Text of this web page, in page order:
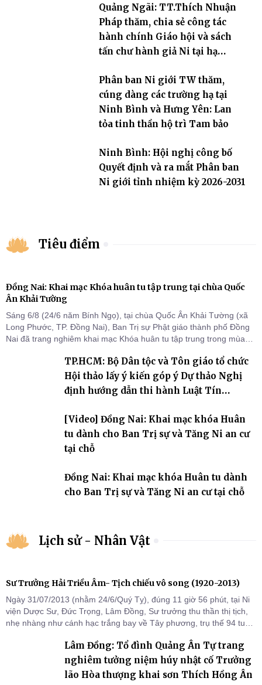
Quảng Ngãi: TT.Thích Nhuận
Pháp thăm, chia sẻ công tác
hành chính Giáo hội và sách
tấn chư hành giả Ni tại hạ
tỉnh
Phân ban Ni giới TW thăm,
cúng dàng các trường hạ tại
Ninh Bình và Hưng Yên: Lan
tỏa tinh thần hộ trì Tam bảo
Ninh Bình: Hội nghị công bố
Quyết định và ra mắt Phân ban
Ni giới tỉnh nhiệm kỳ 2026-2031
Tiêu điểm
Đồng Nai: Khai mạc Khóa huân tu tập trung tại chùa Quốc
Ân Khải Tường
Sáng 6/8 (24/6 năm Bính Ngọ), tại chùa Quốc Ân Khải Tường (xã
Long Phước, TP. Đồng Nai), Ban Trị sự Phật giáo thành phố Đồng
Nai đã trang nghiêm khai mạc Khóa huân tu tập trung trong mùa
chỗ khu vực VII, VIII và trường hạ chùa Quốc Ân Khải Tường.
TP.HCM: Bộ Dân tộc và Tôn giáo tổ chức
Hội thảo lấy ý kiến góp ý Dự thảo Nghị
định hướng dẫn thi hành Luật Tín
[Video] Đồng Nai: Khai mạc khóa Huân
tu dành cho Ban Trị sự và Tăng Ni an cư
tại chỗ
Đồng Nai: Khai mạc khóa Huân tu dành
cho Ban Trị sự và Tăng Ni an cư tại chỗ
Lịch sử - Nhân Vật
Sư Trưởng Hải Triều Âm- Tịch chiếu vô song (1920-2013)
Ngày 31/07/2013 (nhằm 24/6/Quý Tỵ), đúng 11 giờ 56 phút, tại Ni
viện Dược Sư, Đức Trọng, Lâm Đồng, Sư trưởng thu thần thị tịch,
nhẹ nhàng như cánh hạc trắng bay về Tây phương, trụ thế 94 tuổi
Lâm Đồng: Tổ đình Quảng Ân Tự trang
nghiêm tưởng niệm húy nhật cố Trưởng
lão Hòa thượng khai sơn Thích Hồng Ân